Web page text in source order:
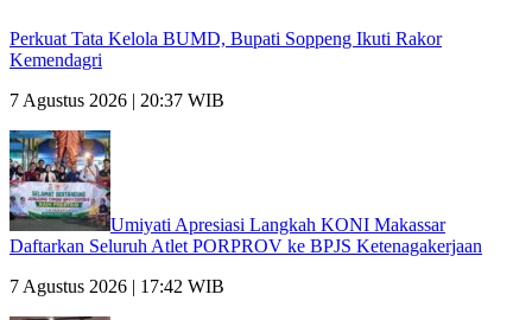
Perkuat Tata Kelola BUMD, Bupati Soppeng Ikuti Rakor
Kemendagri
7 Agustus 2026 | 20:37 WIB
Umiyati Apresiasi Langkah KONI Makassar
Daftarkan Seluruh Atlet PORPROV ke BPJS Ketenagakerjaan
7 Agustus 2026 | 17:42 WIB